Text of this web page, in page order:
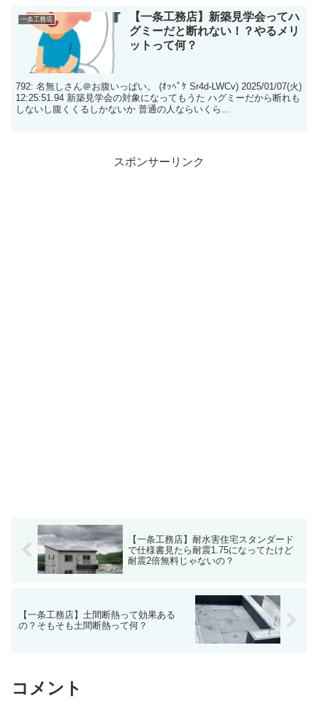
一条工務店
【一条工務店】新築見学会ってハ
グミーだと断れない！？やるメリ
ットって何？
792: 名無しさん＠お腹いっぱい。 (ｵｯﾍﾟｹ Sr4d-LWCv) 2025/01/07(火)
12:25:51.94 新築見学会の対象になってもうた ハグミーだから断れも
しないし腹くくるしかないか 普通の人ならいくら...
スポンサーリンク
【一条工務店】耐水害住宅スタンダード
で仕様書見たら耐震1.75になってたけど
耐震2倍無料じゃないの？
【一条工務店】土間断熱って効果ある
の？そもそも土間断熱って何？
コメント